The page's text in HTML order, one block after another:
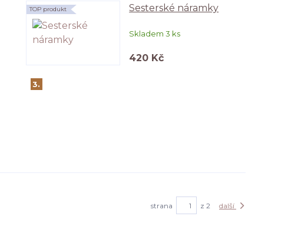
3.
Sesterské náramky
Skladem 3 ks
TOP produkt
420 Kč
strana z 2 další